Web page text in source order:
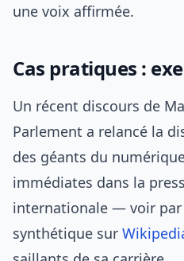
une voix affirmée.
Cas pratiques :
Un récent discours de
Parlement a relancé la
des géants du
immédiates dans la
internationale — voir
synthétique sur